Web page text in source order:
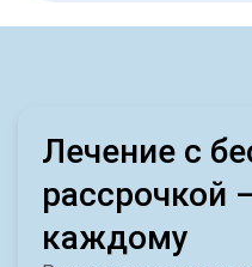
Лечение с
рассрочкой
каждому